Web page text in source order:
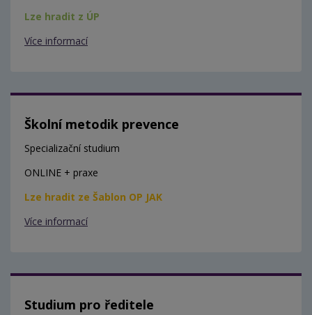
Lze hradit z ÚP
Více informací
Školní metodik prevence
Specializační studium
ONLINE + praxe
Lze hradit ze Šablon OP JAK
Více informací
Studium pro ředitele